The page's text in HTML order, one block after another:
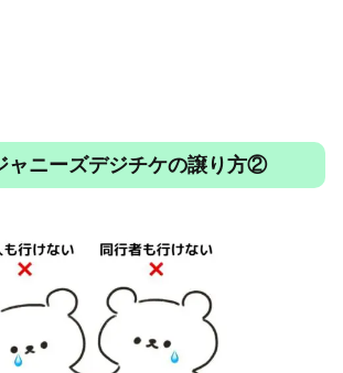
ャニーズデジチケの譲り方②